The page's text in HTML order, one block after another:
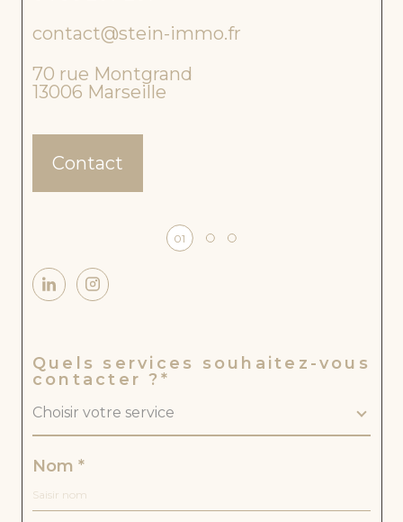
TER
SE,
JAR
DIN
GE
–
INV
LO
CA
TIF
DR
AG
UE
DE
MO
NT
ON
réf
: c-
quels services souhaitez-vous
contacter ?*
Choisir votre service
nom *
contact@stein-immo.fr
70 rue Montgrand
13006
Marseille
Contact
01